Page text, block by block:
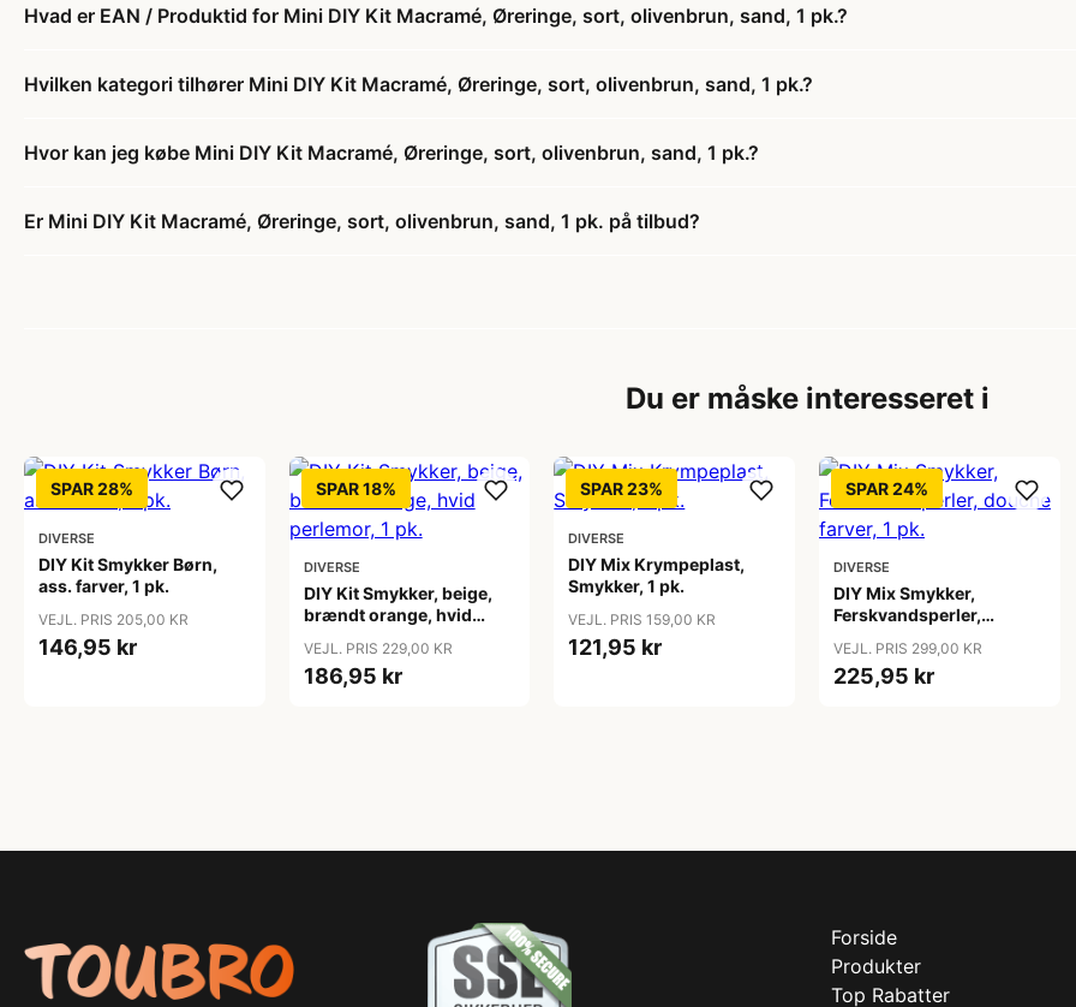
Hvad er EAN / Produktid for Mini DIY Kit Macramé, Øreringe, sort, olivenbrun, sand, 1 pk.?
Hvilken kategori tilhører Mini DIY Kit Macramé, Øreringe, sort, olivenbrun, sand, 1 pk.?
Hvor kan jeg købe Mini DIY Kit Macramé, Øreringe, sort, olivenbrun, sand, 1 pk.?
Er Mini DIY Kit Macramé, Øreringe, sort, olivenbrun, sand, 1 pk. på tilbud?
Du er måske interesseret i
SPAR 28%
DIVERSE
DIY Kit Smykker Børn,
ass. farver, 1 pk.
VEJL. PRIS 205,00 KR
146,95 kr
SPAR 18%
DIVERSE
DIY Kit Smykker, beige,
brændt orange, hvid
VEJL. PRIS 229,00 KR
186,95 kr
SPAR 23%
DIVERSE
DIY Mix Krympeplast,
Smykker, 1 pk.
VEJL. PRIS 159,00 KR
121,95 kr
SPAR 24%
DIVERSE
DIY Mix Smykker,
Ferskvandsperler,
VEJL. PRIS 299,00 KR
225,95 kr
Forside
Produkter
Top Rabatter